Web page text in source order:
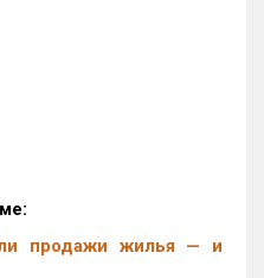
продажи жилья — и